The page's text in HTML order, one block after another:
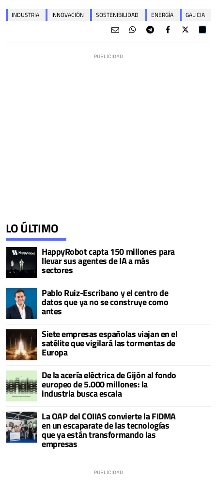
INDUSTRIA INNOVACIÓN SOSTENIBILIDAD ENERGÍA GALICIA
LO ÚLTIMO
HappyRobot capta 150 millones para
llevar sus agentes de IA a más
sectores
Pablo Ruiz-Escribano y el centro de
datos que ya no se construye como
antes
Siete empresas españolas viajan en el
satélite que vigilará las tormentas de
Europa
De la acería eléctrica de Gijón al fondo
europeo de 5.000 millones: la
industria busca escala
La OAP del COIIAS convierte la FIDMA
en un escaparate de las tecnologías
que ya están transformando las
empresas